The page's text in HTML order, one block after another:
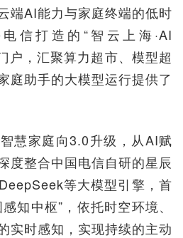
端AI能力与家庭终端的低时
信打造的“智云上海·AI
户，汇聚算力超市、模型超
庭助手的大模型运行提供了
慧家庭向3.0升级，从AI赋
度整合中国电信自研的星辰
等大模型引擎，首
知中枢”，依托时空环境、
实时感知，实现持续的主动